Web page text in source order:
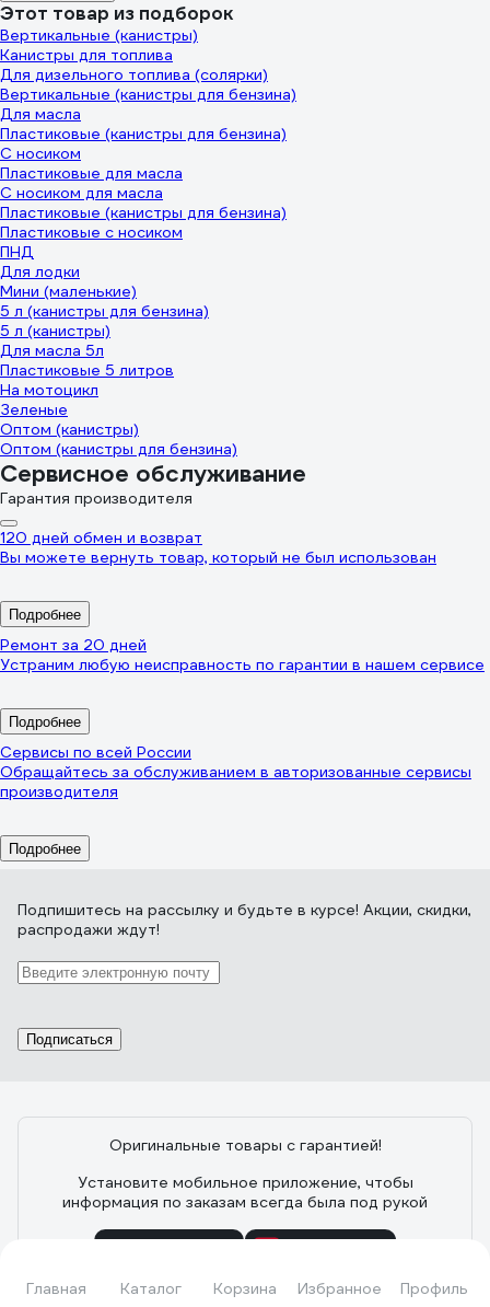
Главная Каталог Корзина Избранное Профиль
Этот товар из подборок
Вертикальные (канистры)
Канистры для топлива
Для дизельного топлива (солярки)
Вертикальные (канистры для бензина)
Для масла
Пластиковые (канистры для бензина)
С носиком
Пластиковые для масла
С носиком для масла
Пластиковые (канистры для бензина)
Пластиковые с носиком
ПНД
Для лодки
Мини (маленькие)
5 л (канистры для бензина)
5 л (канистры)
Для масла 5л
Пластиковые 5 литров
На мотоцикл
Зеленые
Оптом (канистры)
Оптом (канистры для бензина)
Сервисное обслуживание
Гарантия производителя
120 дней обмен и возврат
Вы можете вернуть товар, который не был использован
Подробнее
Ремонт за 20 дней
Устраним любую неисправность по гарантии в нашем сервисе
Подробнее
Сервисы по всей России
Обращайтесь за обслуживанием в авторизованные сервисы
производителя
Подробнее
Подпишитесь на рассылку и будьте в курсе! Акции, скидки,
распродажи ждут!
Подписаться
Оригинальные товары с гарантией!
Установите мобильное приложение, чтобы
информация по заказам всегда была под рукой